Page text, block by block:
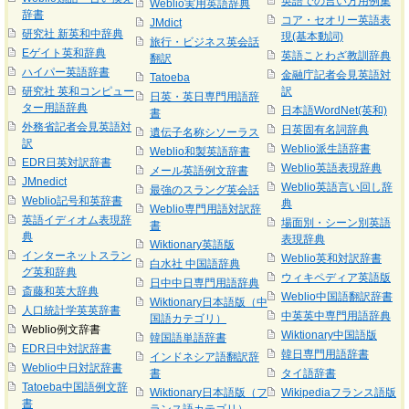
辞書
研究社 新英和中辞典
Eゲイト英和辞典
ハイパー英語辞書
研究社 英和コンピュー
ター用語辞典
外務省記者会見英語対
訳
EDR日英対訳辞書
JMnedict
Weblio記号和英辞書
英語イディオム表現辞
典
インターネットスラン
グ英和辞典
斎藤和英大辞典
人口統計学英英辞書
Weblio例文辞書
EDR日中対訳辞書
Weblio中日対訳辞書
Tatoeba中国語例文辞
書
Weblio実用英語辞典
JMdict
旅行・ビジネス英会話
翻訳
Tatoeba
日英・英日専門用語辞
書
遺伝子名称シソーラス
Weblio和製英語辞書
メール英語例文辞書
最強のスラング英会話
Weblio専門用語対訳辞
書
Wiktionary英語版
白水社 中国語辞典
日中中日専門用語辞典
Wiktionary日本語版（中
国語カテゴリ）
韓国語単語辞書
インドネシア語翻訳辞
書
Wiktionary日本語版（フ
コア・セオリー英語表
現(基本動詞)
英語ことわざ教訓辞典
金融庁記者会見英語対
訳
日本語WordNet(英和)
日英固有名詞辞典
Weblio派生語辞書
Weblio英語表現辞典
Weblio英語言い回し辞
典
場面別・シーン別英語
表現辞典
Weblio英和対訳辞書
ウィキペディア英語版
Weblio中国語翻訳辞書
中英英中専門用語辞典
Wiktionary中国語版
韓日専門用語辞書
タイ語辞書
Wikipediaフランス語版